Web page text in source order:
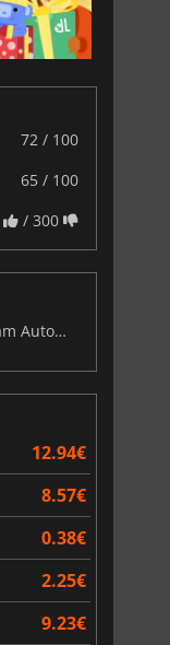
72 / 100
65 / 100
/ 300
Sconti e demo per una settimana con Steam Automation Fest
12.94€
8.57€
0.38€
2.25€
9.23€